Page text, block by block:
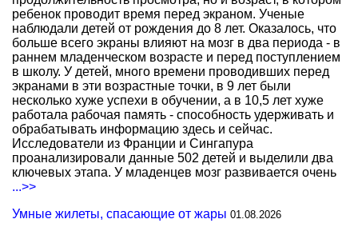
ребенок проводит время перед экраном. Ученые
наблюдали детей от рождения до 8 лет. Оказалось, что
больше всего экраны влияют на мозг в два периода - в
раннем младенческом возрасте и перед поступлением
в школу. У детей, много времени проводивших перед
экранами в эти возрастные точки, в 9 лет были
несколько хуже успехи в обучении, а в 10,5 лет хуже
работала рабочая память - способность удерживать и
обрабатывать информацию здесь и сейчас.
Исследователи из Франции и Сингапура
проанализировали данные 502 детей и выделили два
ключевых этапа. У младенцев мозг развивается очень
...>>
Умные жилеты, спасающие от жары 01.08.2026